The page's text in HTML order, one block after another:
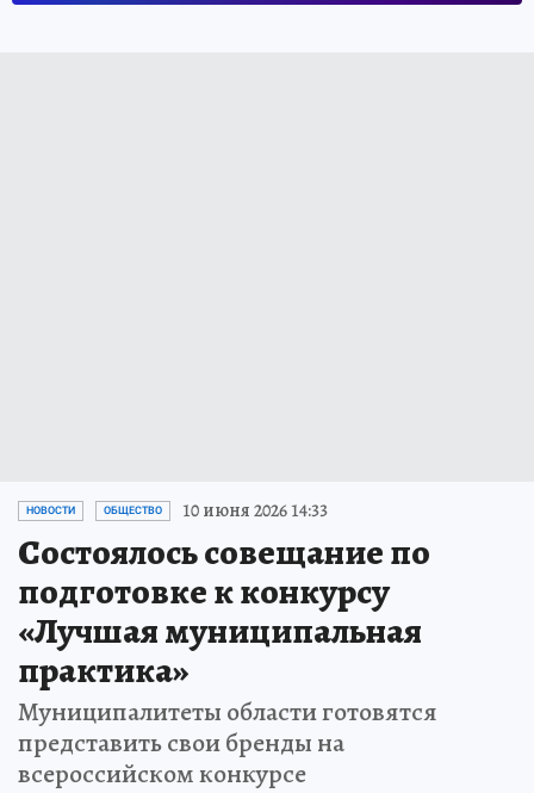
НОВОСТИ ОБЩЕСТВО 10 июня 2026 14:33
Состоялось совещание по
подготовке к конкурсу
«Лучшая муниципальная
практика»
Муниципалитеты области готовятся
представить свои бренды на
всероссийском конкурсе